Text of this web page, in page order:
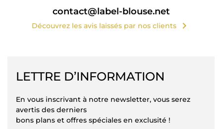
contact@label-blouse.net
Découvrez les avis laissés par nos clients chevron_right
LETTRE D’INFORMATION
En vous inscrivant à notre newsletter, vous serez
avertis des derniers
bons plans et offres spéciales en exclusité !